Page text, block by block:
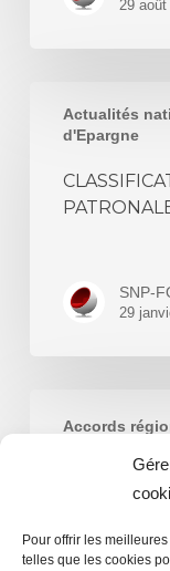
Pour offrir les
telles que les cookies
29 août
Actualités
d'Epargne
PATRONALE
SNP-
29
Accords
Mobilité